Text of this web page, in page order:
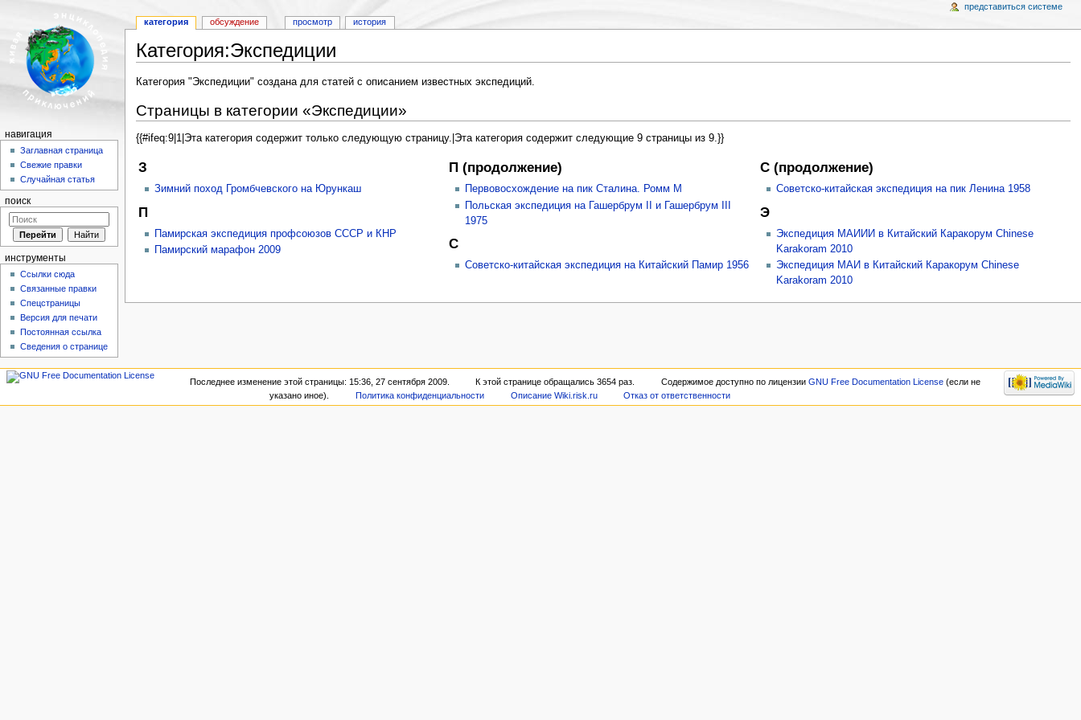
Категория:Экспедиции
Категория "Экспедиции" создана для статей с описанием известных экспедиций.
Страницы в категории «Экспедиции»
{{#ifeq:9|1|Эта категория содержит только следующую страницу.|Эта категория содержит следующие 9 страницы из 9.}}
З
Зимний поход Громбчевского на Юрункаш
П
Памирская экспедиция профсоюзов СССР и КНР
Памирский марафон 2009
П (продолжение)
Первовосхождение на пик Сталина. Ромм М
Польская экспедиция на Гашербрум II и Гашербрум III
1975
С
Советско-китайская экспедиция на Китайский Памир 1956
С (продолжение)
Советско-китайская экспедиция на пик Ленина 1958
Э
Экспедиция МАИИИ в Китайский Каракорум Chinese
Karakoram 2010
Экспедиция МАИ в Китайский Каракорум Chinese
Karakoram 2010
категория обсуждение просмотр история
представиться системе
навигация
Заглавная страница
Свежие правки
Случайная статья
поиск
инструменты
Ссылки сюда
Связанные правки
Спецстраницы
Версия для печати
Постоянная ссылка
Сведения о странице
Последнее изменение этой страницы: 15:36, 27 сентября 2009. К этой странице обращались 3654 раз. Содержимое доступно по лицензииGNU Free Documentation License (если не
указано иное).
Политика конфиденциальности Описание Wiki.risk.ru Отказ от ответственности